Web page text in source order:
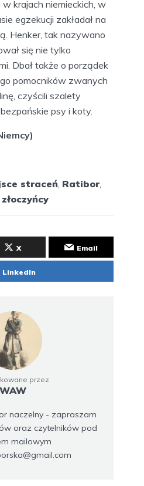
kata mógł znaleźć
innej rodzinie
kata wymagane
wiedzy, umiejętność
znajomość anatomii.
do właściwego
etapie przesłuchania
śmiercią. Na etapie
skazanego.
innych mieszczan
krajach niemieckich, w
egzekucji zakładał na
Henker, tak nazywano
się nie tylko
pomocników zwanych
czyścili szalety
psy i koty.
straceń,Ratibor
,złoczyńcy